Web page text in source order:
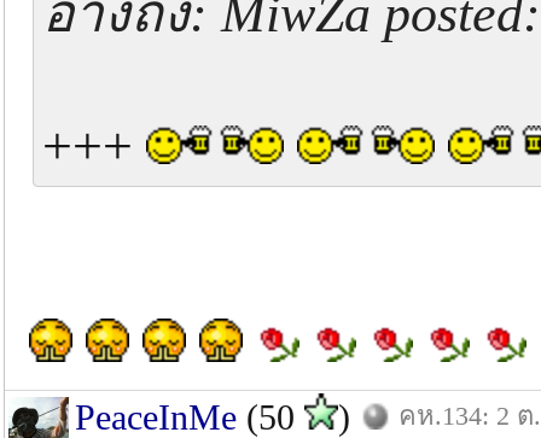
อ้างถึง: MiwZa
+++
PeaceInMe (50 ) คห.134: 2 ต